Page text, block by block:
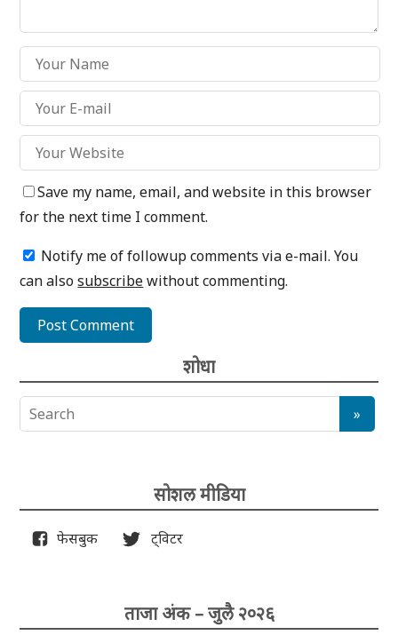
Save my name, email, and website in this browser
for the next time I comment.
Notify me of followup comments via e-mail. You
can alsosubscribewithout commenting.
शोधा
सोशल मीडिया
फेसबुक ट्विटर
ताजा अंक – जुलै २०२६